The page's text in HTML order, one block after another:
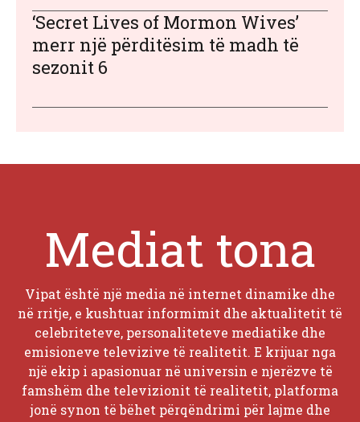
‘Secret Lives of Mormon Wives’
merr një përditësim të madh të
sezonit 6
Mediat tona
Vipat është një media në internet dinamike dhe
në rritje, e kushtuar informimit dhe aktualitetit të
celebriteteve, personaliteteve mediatike dhe
emisioneve televizive të realitetit. E krijuar nga
një ekip i apasionuar në universin e njerëzve të
famshëm dhe televizionit të realitetit, platforma
jonë synon të bëhet përqëndrimi për lajme dhe